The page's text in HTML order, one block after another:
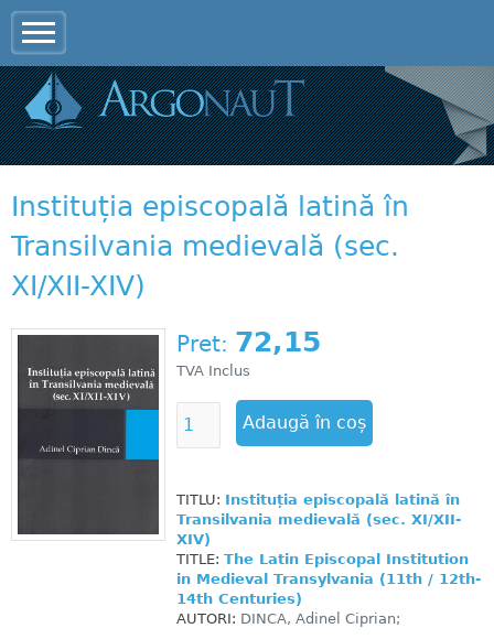
Instituția episcopală latină în
Transilvania medievală (sec.
XI/XII-XIV)
Pret: 72,15
TVA Inclus
TITLU: Instituția episcopală latină în
Transilvania medievală (sec. XI/XII-
XIV)
TITLE: The Latin Episcopal Institution
in Medieval Transylvania (11th / 12th-
14th Centuries)
AUTORI: DINCA, Adinel Ciprian;